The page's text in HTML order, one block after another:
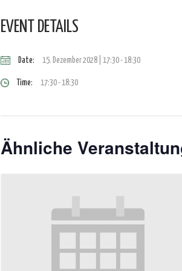
EVENT DETAILS
Date: 15. Dezember 2028 | 17:30-18:30
Time: 17:30 - 18:30
Ähnliche